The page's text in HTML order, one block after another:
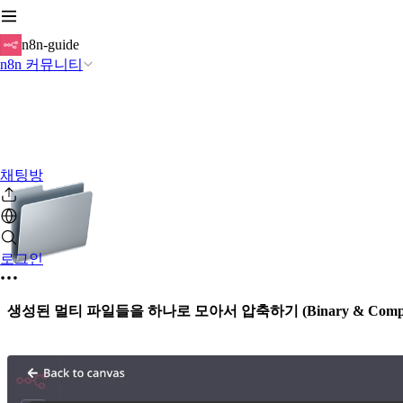
n8n-guide
n8n 커뮤니티
채팅방
로그인
생성된 멀티 파일들을 하나로 모아서 압축하기 (Binary &